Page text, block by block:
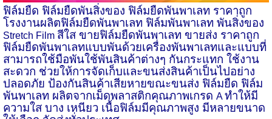
ฟิล์มยืด ฟิล์มยืดพันสิ่งของ ฟิล์มยืดพันพาเลท ราคาถูก
โรงงานผลิตฟิล์มยืดพันพาเลท ฟิล์มพันพาเลท พันสิ่งของ
Stretch Film สีใส ขายฟิล์มยืดพันพาเลท ขายส่ง ราคาถูก
ฟิล์มยืดพันพาเลทแบบพันด้วยเครื่องพันพาเลทและแบบที่
สามารถใช้มือพันใช้พันสินค้าต่างๆ กันกระแทก ใช้งาน
สะดวก ช่วยให้การจัดเก็บและขนส่งสินค้าเป็นไปอย่าง
ปลอดภัย ป้องกันสินค้าเสียหายขณะขนส่ง ฟิล์มยืด ฟิล์ม
พันพาเลท ผลิตจากเม็ดพลาสติกคุณภาพเกรด Aทำให้มี
ความใส บาง เหนียว เนื้อฟิล์มมีคุณภาพสูง มีหลายขนาด